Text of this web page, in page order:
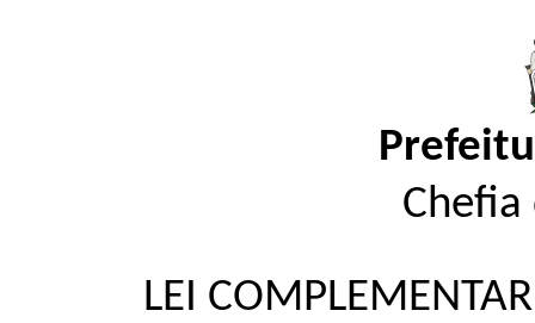
Chefia
LEI